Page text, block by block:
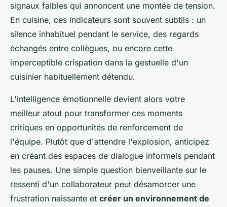
signaux faibles qui annoncent une montée de tension.
En cuisine, ces indicateurs sont souvent subtils : un
silence inhabituel pendant le service, des regards
échangés entre collègues, ou encore cette
imperceptible crispation dans la gestuelle d'un
cuisinier habituellement détendu.
L'intelligence émotionnelle devient alors votre
meilleur atout pour transformer ces moments
critiques en opportunités de renforcement de
l'équipe. Plutôt que d'attendre l'explosion, anticipez
en créant des espaces de dialogue informels pendant
les pauses. Une simple question bienveillante sur le
ressenti d'un collaborateur peut désamorcer une
frustration naissante et créer un environnement de